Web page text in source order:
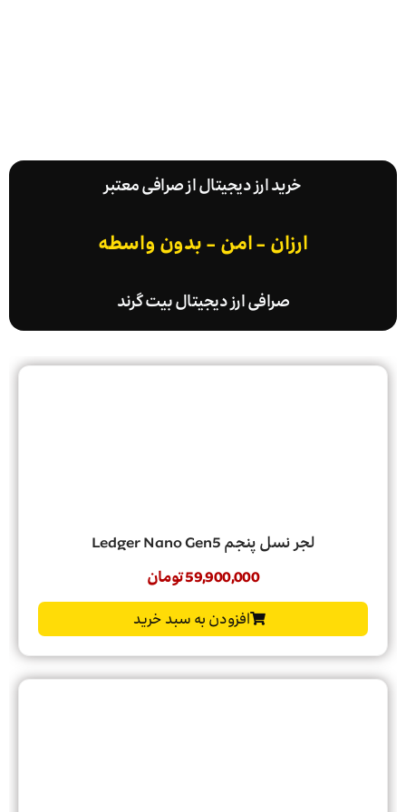
خرید ارز دیجیتال از صرافی معتبر
ارزان - امن - بدون واسطه
صرافی ارز دیجیتال بیت گرند
لجر نسل پنجم Ledger Nano Gen5
59,900,000تومان
افزودن به سبد خرید